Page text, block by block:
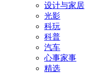
设计与家居
光影
科玩
科普
汽车
心事家事
精选